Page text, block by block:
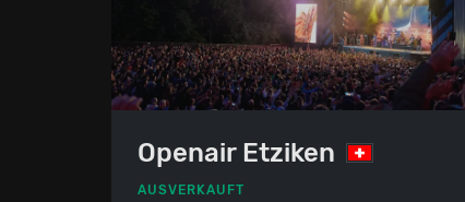
Openair Etziken
AUSVERKAUFT